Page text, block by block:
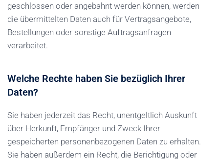
geschlossen oder angebahnt werden können, werden
die übermittelten Daten auch für Vertragsangebote,
Bestellungen oder sonstige Auftragsanfragen
verarbeitet.
Welche Rechte haben Sie bezüglich Ihrer
Daten?
Sie haben jederzeit das Recht, unentgeltlich Auskunft
über Herkunft, Empfänger und Zweck Ihrer
gespeicherten personenbezogenen Daten zu erhalten.
Sie haben außerdem ein Recht, die Berichtigung oder